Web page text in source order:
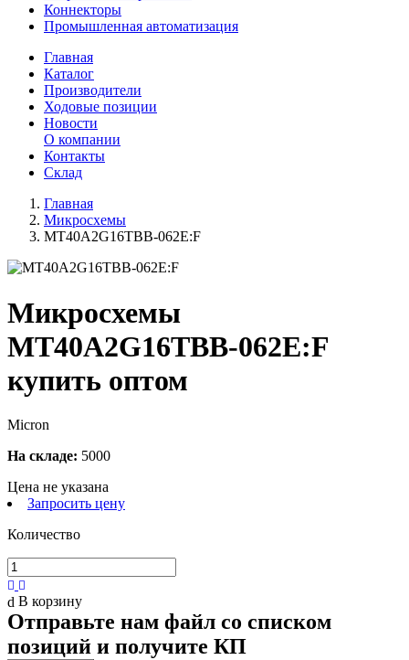
Коннекторы
Промышленная автоматизация
Главная
Каталог
Производители
Ходовые позиции
Новости
О компании
Контакты
Склад
Главная
Микросхемы
MT40A2G16TBB-062E:F
Микросхемы
MT40A2G16TBB-062E:F
купить оптом
Micron
На складе: 5000
Цена не указана
Запросить цену
Количество
В корзину
Отправьте нам файл со списком
позиций и получите КП